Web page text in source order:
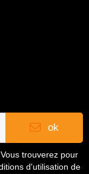
ok
trouverez pour
d'utilisation de